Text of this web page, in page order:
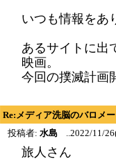
いつも情報をあ
あるサイトに出
映画。
今回の撲滅計画
Re:メディア洗脳のバロメ
投稿者: 水島 ..2022/11/
旅人さん